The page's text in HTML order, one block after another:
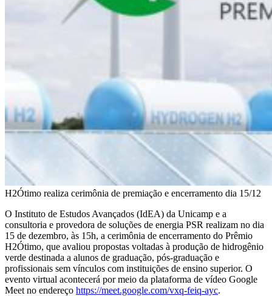
H2Ótimo realiza cerimônia de premiação e encerramento dia 15/12
O Instituto de Estudos Avançados (IdEA) da Unicamp e a
consultoria e provedora de soluções de energia PSR realizam no dia
15 de dezembro, às 15h, a cerimônia de encerramento do Prêmio
H2Ótimo, que avaliou propostas voltadas à produção de hidrogênio
verde destinada a alunos de graduação, pós-graduação e
profissionais sem vínculos com instituições de ensino superior. O
evento virtual acontecerá por meio da plataforma de vídeo Google
Meet no endereço https://meet.google.com/vxq-feiq-ayc.